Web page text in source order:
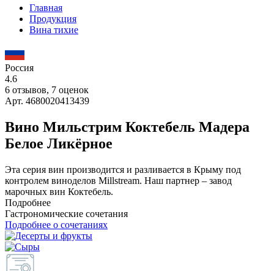
Главная
Продукция
Вина тихие
Россия
4.6
6 отзывов, 7 оценок
Арт. 4680020413439
Вино Мильстрим Коктебель Мадера
Белое Ликёрное
Эта серия вин производится и разливается в Крыму под
контролем виноделов Millstream. Наш партнер – завод
марочных вин Коктебель.
Подробнее
Гастрономические сочетания
Подробнее о сочетаниях